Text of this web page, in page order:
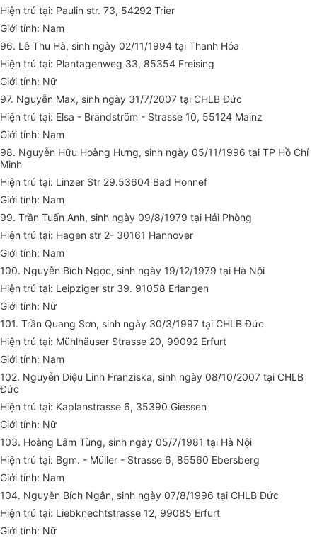
Hiện trú tại: Paulin str. 73, 54292 Trier
Giới tính: Nam
96. Lê Thu Hà, sinh ngày 02/11/1994 tại Thanh Hóa
Hiện trú tại: Plantagenweg 33, 85354 Freising
Giới tính: Nữ
97. Nguyễn Max, sinh ngày 31/7/2007 tại CHLB Đức
Hiện trú tại: Elsa - Brändström - Strasse 10, 55124 Mainz
Giới tính: Nam
98. Nguyễn Hữu Hoàng Hưng, sinh ngày 05/11/1996 tại TP Hồ Chí
Minh
Hiện trú tại: Linzer Str 29.53604 Bad Honnef
Giới tính: Nam
99. Trần Tuấn Anh, sinh ngày 09/8/1979 tại Hải Phòng
Hiện trú tại: Hagen str 2- 30161 Hannover
Giới tính: Nam
100. Nguyễn Bích Ngọc, sinh ngày 19/12/1979 tại Hà Nội
Hiện trú tại: Leipziger str 39. 91058 Erlangen
Giới tính: Nữ
101. Trần Quang Sơn, sinh ngày 30/3/1997 tại CHLB Đức
Hiện trú tại: Mühlhäuser Strasse 20, 99092 Erfurt
Giới tính: Nam
102. Nguyễn Diệu Linh Franziska, sinh ngày 08/10/2007 tại CHLB
Đức
Hiện trú tại: Kaplanstrasse 6, 35390 Giessen
Giới tính: Nữ
103. Hoàng Lâm Tùng, sinh ngày 05/7/1981 tại Hà Nội
Hiện trú tại: Bgm. - Müller - Strasse 6, 85560 Ebersberg
Giới tính: Nam
104. Nguyễn Bích Ngân, sinh ngày 07/8/1996 tại CHLB Đức
Hiện trú tại: Liebknechtstrasse 12, 99085 Erfurt
Giới tính: Nữ